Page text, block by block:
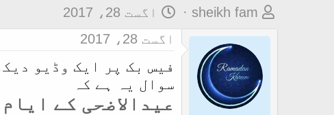
م
ض
ع
sheikh fam
ت
ا
ی
خ
آ
اگست 28، 2017
اگست 28، 2017
فیس بک پر ایک وڈیو
سوال یہ ہے کہ
عیدالاضحی کے